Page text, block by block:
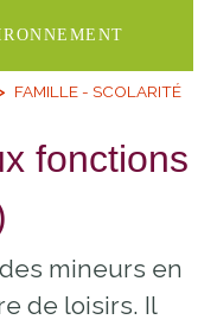
FAMILLE - SCOLARITÉ
fonctions
mineurs en
de loisirs. Il